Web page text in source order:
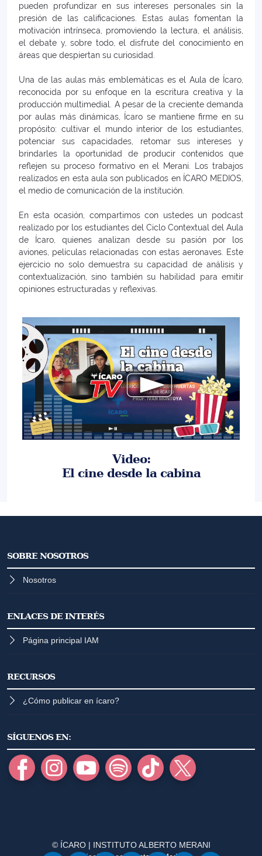
pueden profundizar en sus intereses personales sin la
presión de las calificaciones. Estas aulas fomentan la
motivación intrínseca, promoviendo la lectura, el análisis,
el debate y, sobre todo, el disfrute del conocimiento en
áreas que despiertan su curiosidad.
Una de las aulas más emblemáticas es el Aula de Ícaro,
reconocida por su enfoque en la escritura creativa y la
producción multimedial. A pesar de la creciente demanda
por aulas más dinámicas, Ícaro se mantiene firme en su
propósito: cultivar el mundo interior de los estudiantes,
potenciar sus capacidades, retomar sus intereses y
brindarles la oportunidad de producir contenidos que
reflejen su proceso formativo en el Merani. Los trabajos
realizados en esta aula son publicados en ÍCARO MEDIOS,
el medio de comunicación de la institución.
En esta ocasión, compartimos con ustedes un podcast
realizado por los estudiantes del Ciclo Contextual del Aula
de Ícaro, quienes analizan desde su pasión por los
aviones, películas relacionadas con estas aeronaves. Este
ejercicio no solo demuestra su capacidad de análisis y
contextualización, sino también su habilidad para emitir
opiniones estructuradas y reflexivas.
Video:
El cine desde la cabina
SOBRE NOSOTROS
Nosotros
ENLACES DE INTERÉS
Página principal IAM
RECURSOS
¿Cómo publicar en ícaro?
SÍGUENOS EN:
© ÍCARO | INSTITUTO ALBERTO MERANI